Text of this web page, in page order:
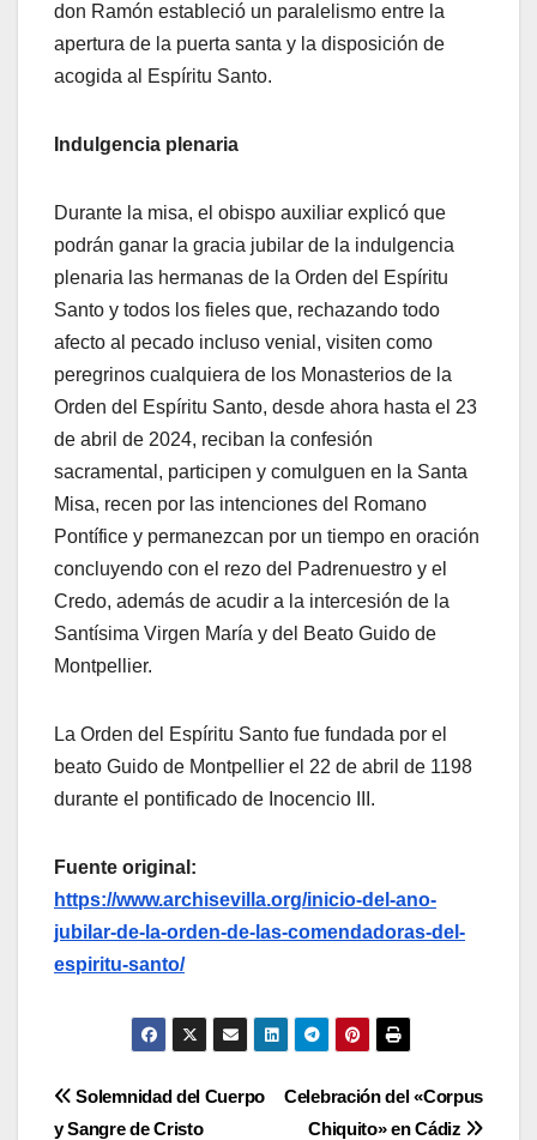
don Ramón estableció un paralelismo entre la
apertura de la puerta santa y la disposición de
acogida al Espíritu Santo.
Indulgencia plenaria
Durante la misa, el obispo auxiliar explicó que
podrán ganar la gracia jubilar de la indulgencia
plenaria las hermanas de la Orden del Espíritu
Santo y todos los fieles que, rechazando todo
afecto al pecado incluso venial, visiten como
peregrinos cualquiera de los Monasterios de la
Orden del Espíritu Santo, desde ahora hasta el 23
de abril de 2024, reciban la confesión
sacramental, participen y comulguen en la Santa
Misa, recen por las intenciones del Romano
Pontífice y permanezcan por un tiempo en oración
concluyendo con el rezo del Padrenuestro y el
Credo, además de acudir a la intercesión de la
Santísima Virgen María y del Beato Guido de
Montpellier.
La Orden del Espíritu Santo fue fundada por el
beato Guido de Montpellier el 22 de abril de 1198
durante el pontificado de Inocencio III.
Fuente original:
https://www.archisevilla.org/inicio-del-ano-
jubilar-de-la-orden-de-las-comendadoras-del-
espiritu-santo/
Navegación
Celebración del «Corpus
Chiquito» en Cádiz
Solemnidad del Cuerpo
y Sangre de Cristo